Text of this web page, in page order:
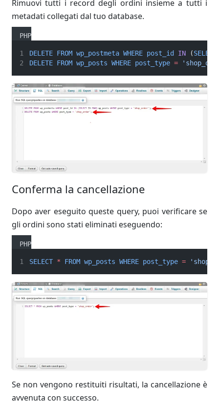
Rimuovi tutti i record degli ordini insieme a tutti i
metadati collegati dal tuo database.
PHP
DELETE FROM wp_postmeta WHERE post_id IN (SELECT
DELETE FROM wp_posts WHERE post_type =
Conferma la cancellazione
Dopo aver eseguito queste query, puoi verificare se
gli ordini sono stati eliminati eseguendo:
PHP
SELECT * FROM wp_posts WHERE post_type =
Se non vengono restituiti risultati, la cancellazione è
avvenuta con successo.